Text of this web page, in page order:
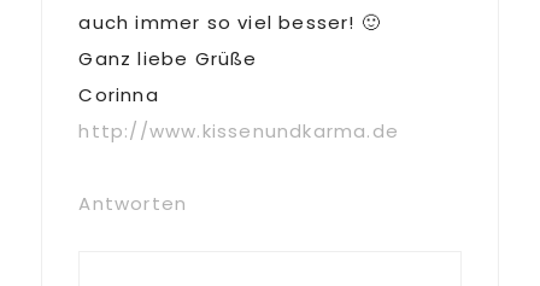
auch immer so viel besser! 🙂
Ganz liebe Grüße
Corinna
http://www.kissenundkarma.de
Antworten